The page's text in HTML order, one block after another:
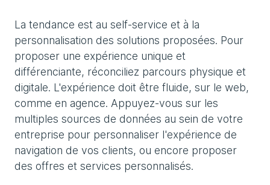
La tendance est au self-service et à la
personnalisation des solutions proposées. Pour
proposer une expérience unique et
différenciante, réconciliez parcours physique et
digitale. L'expérience doit être fluide, sur le web,
comme en agence. Appuyez-vous sur les
multiples sources de données au sein de votre
entreprise pour personnaliser l'expérience de
navigation de vos clients, ou encore proposer
des offres et services personnalisés.